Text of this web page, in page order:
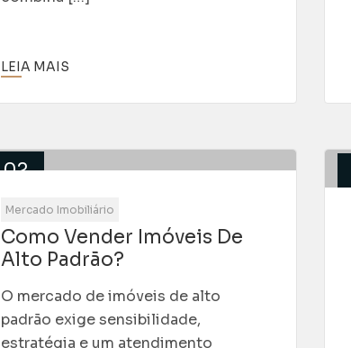
LEIA MAIS
02
Abr
Mercado Imobiliário
Como Vender Imóveis De
Alto Padrão?
O mercado de imóveis de alto
padrão exige sensibilidade,
estratégia e um atendimento